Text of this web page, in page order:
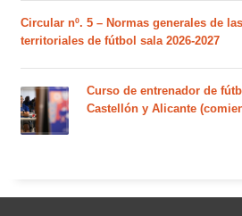
Circular nº. 5 – Normas generales de
territoriales de fútbol sala 2026-2027
Curso de entrenador de
Castellón y Alicante